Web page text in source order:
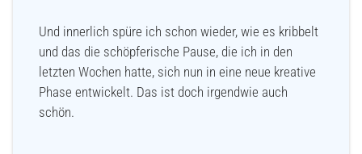
Und innerlich spüre ich schon wieder, wie es kribbelt
und das die schöpferische Pause, die ich in den
letzten Wochen hatte, sich nun in eine neue kreative
Phase entwickelt. Das ist doch irgendwie auch
schön.